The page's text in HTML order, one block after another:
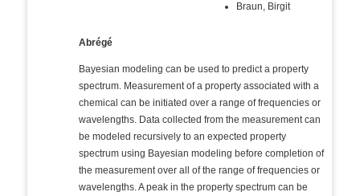
Braun, Birgit
Abrégé
Bayesian modeling can be used to predict a property
spectrum. Measurement of a property associated with a
chemical can be initiated over a range of frequencies or
wavelengths. Data collected from the measurement can
be modeled recursively to an expected property
spectrum using Bayesian modeling before completion of
the measurement over all of the range of frequencies or
wavelengths. A peak in the property spectrum can be